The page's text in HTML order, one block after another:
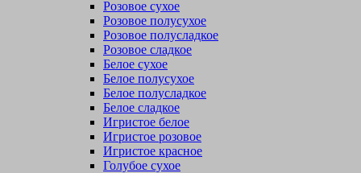
Розовое сухое
Розовое полусухое
Розовое полусладкое
Розовое сладкое
Белое сухое
Белое полусухое
Белое полусладкое
Белое сладкое
Игристое белое
Игристое розовое
Игристое красное
Голубое сухое